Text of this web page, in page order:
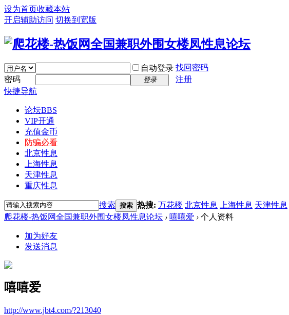
设为首页收藏本站
开启辅助访问 切换到宽版
自动登录 找回密码
密码
登录
注册
快捷导航
论坛BBS
VIP开通
充值金币
防骗必看
北京性息
上海性息
天津性息
重庆性息
搜索 搜索 热搜: 万花楼 北京性息 上海性息 天津性息
爬花楼-热饭网全国兼职外围女楼凤性息论坛 › 嘻嘻爱 › 个人资料
加为好友
发送消息
嘻嘻爱
http://www.jbt4.com/?213040